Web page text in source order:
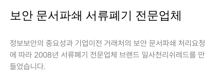
보안 문서파쇄 서류폐기 전문업체
정보보안의 중요성과 기업이전 거래처의 보안 문서파쇄 처리요청
에 따라 2008년 서류폐기 전문업체 브랜드 일사천리쉬레드를 만
들었습니다.